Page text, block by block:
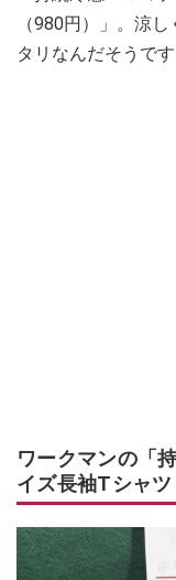
（980円）」。涼
タリなんだそうです
ワークマンの「
イズ長袖Tシャ